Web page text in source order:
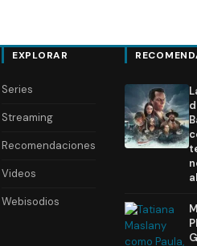
EXPLORAR
Series
Streaming
Recomendaciones
Videos
Webisodios